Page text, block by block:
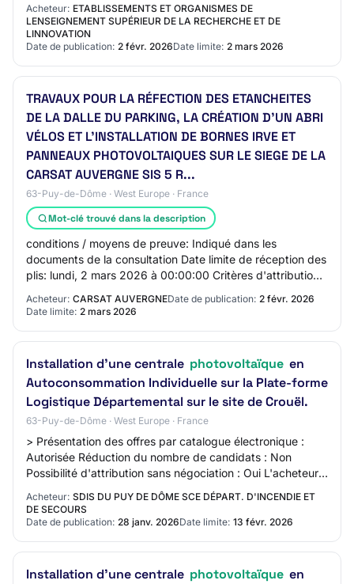
Acheteur: ETABLISSEMENTS ET ORGANISMES DE
LENSEIGNEMENT SUPÉRIEUR DE LA RECHERCHE ET DE
LINNOVATION
Date de publication: 2 févr. 2026Date limite: 2 mars 2026
TRAVAUX POUR LA RÉFECTION DES ETANCHEITES
DE LA DALLE DU PARKING, LA CRÉATION D'UN ABRI
VÉLOS ET L'INSTALLATION DE BORNES IRVE ET
PANNEAUX PHOTOVOLTAIQUES SUR LE SIEGE DE LA
CARSAT AUVERGNE SIS 5 R...
63-Puy-de-Dôme · West Europe · France
Mot-clé trouvé dans la description
conditions / moyens de preuve: Indiqué dans les
documents de la consultation Date limite de réception des
plis: lundi, 2 mars 2026 à 00:00:00 Critères d'attribution:
Acheteur: CARSAT AUVERGNEDate de publication: 2 févr. 2026
Date limite: 2 mars 2026
Installation d'une centrale photovoltaïque en
Autoconsommation Individuelle sur la Plate-forme
Logistique Départemental sur le site de Crouël.
63-Puy-de-Dôme · West Europe · France
> Présentation des offres par catalogue électronique :
Autorisée Réduction du nombre de candidats : Non
Possibilité d'attribution sans négociation : Oui L'acheteur
exige la présentations de variantes…
Acheteur: SDIS DU PUY DE DÔME SCE DÉPART. D'INCENDIE ET
DE SECOURS
Date de publication: 28 janv. 2026Date limite: 13 févr. 2026
Installation d'une centrale photovoltaïque en